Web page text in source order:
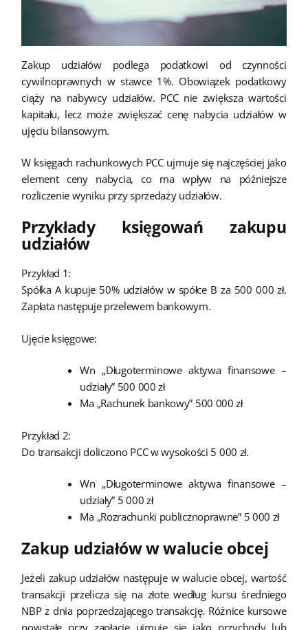
Zakup udziałów podlega podatkowi od czynności
cywilnoprawnych w stawce 1%. Obowiązek podatkowy
ciąży na nabywcy udziałów. PCC nie zwiększa wartości
kapitału, lecz może zwiększać cenę nabycia udziałów w
ujęciu bilansowym.
W księgach rachunkowych PCC ujmuje się najczęściej jako
element ceny nabycia, co ma wpływ na późniejsze
rozliczenie wyniku przy sprzedaży udziałów.
Przykłady księgowań zakupu
udziałów
Przykład 1:
Spółka A kupuje 50% udziałów w spółce B za 500 000 zł.
Zapłata następuje przelewem bankowym.
Ujęcie księgowe:
Wn „Długoterminowe aktywa finansowe –
udziały” 500 000 zł
Ma „Rachunek bankowy” 500 000 zł
Przykład 2:
Do transakcji doliczono PCC w wysokości 5 000 zł.
Wn „Długoterminowe aktywa finansowe –
udziały” 5 000 zł
Ma „Rozrachunki publicznoprawne” 5 000 zł
Zakup udziałów w walucie obcej
Jeżeli zakup udziałów następuje w walucie obcej, wartość
transakcji przelicza się na złote według kursu średniego
NBP z dnia poprzedzającego transakcję. Różnice kursowe